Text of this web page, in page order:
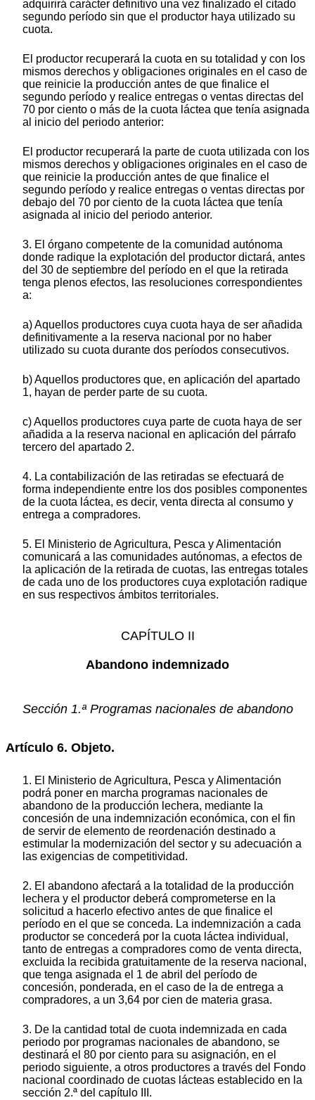
adquirirá carácter definitivo una vez finalizado el citado
segundo período sin que el productor haya utilizado su
cuota.
El productor recuperará la cuota en su totalidad y con los
mismos derechos y obligaciones originales en el caso de
que reinicie la producción antes de que finalice el
segundo período y realice entregas o ventas directas del
70 por ciento o más de la cuota láctea que tenía asignada
al inicio del periodo anterior:
El productor recuperará la parte de cuota utilizada con los
mismos derechos y obligaciones originales en el caso de
que reinicie la producción antes de que finalice el
segundo período y realice entregas o ventas directas por
debajo del 70 por ciento de la cuota láctea que tenía
asignada al inicio del periodo anterior.
3. El órgano competente de la comunidad autónoma
donde radique la explotación del productor dictará, antes
del 30 de septiembre del período en el que la retirada
tenga plenos efectos, las resoluciones correspondientes
a:
a) Aquellos productores cuya cuota haya de ser añadida
definitivamente a la reserva nacional por no haber
utilizado su cuota durante dos períodos consecutivos.
b) Aquellos productores que, en aplicación del apartado
1, hayan de perder parte de su cuota.
c) Aquellos productores cuya parte de cuota haya de ser
añadida a la reserva nacional en aplicación del párrafo
tercero del apartado 2.
4. La contabilización de las retiradas se efectuará de
forma independiente entre los dos posibles componentes
de la cuota láctea, es decir, venta directa al consumo y
entrega a compradores.
5. El Ministerio de Agricultura, Pesca y Alimentación
comunicará a las comunidades autónomas, a efectos de
la aplicación de la retirada de cuotas, las entregas totales
de cada uno de los productores cuya explotación radique
en sus respectivos ámbitos territoriales.
CAPÍTULO II
Abandono indemnizado
Sección 1.ª Programas nacionales de abandono
Artículo 6. Objeto.
1. El Ministerio de Agricultura, Pesca y Alimentación
podrá poner en marcha programas nacionales de
abandono de la producción lechera, mediante la
concesión de una indemnización económica, con el fin
de servir de elemento de reordenación destinado a
estimular la modernización del sector y su adecuación a
las exigencias de competitividad.
2. El abandono afectará a la totalidad de la producción
lechera y el productor deberá comprometerse en la
solicitud a hacerlo efectivo antes de que finalice el
período en el que se conceda. La indemnización a cada
productor se concederá por la cuota láctea individual,
tanto de entregas a compradores como de venta directa,
excluida la recibida gratuitamente de la reserva nacional,
que tenga asignada el 1 de abril del período de
concesión, ponderada, en el caso de la de entrega a
compradores, a un 3,64 por cien de materia grasa.
3. De la cantidad total de cuota indemnizada en cada
periodo por programas nacionales de abandono, se
destinará el 80 por ciento para su asignación, en el
periodo siguiente, a otros productores a través del Fondo
nacional coordinado de cuotas lácteas establecido en la
sección 2.ª del capítulo III.